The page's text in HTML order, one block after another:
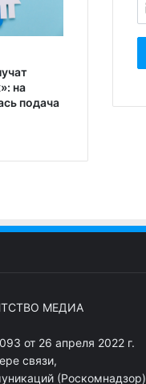
на
подача
МЕДИА
от 26 апреля 2022 г.
связи,
(Роскомнадзор)